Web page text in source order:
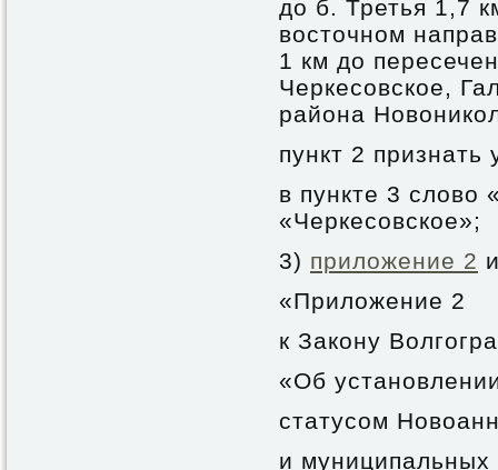
до б. Третья 1,7
восточном
1 км до
Черкесовское,
района
пункт 2
в пункте 3 слово
«Черкесовское»;
3) приложение 2
«Приложение 2
к Закону
«Об
статусом
и муниципальных